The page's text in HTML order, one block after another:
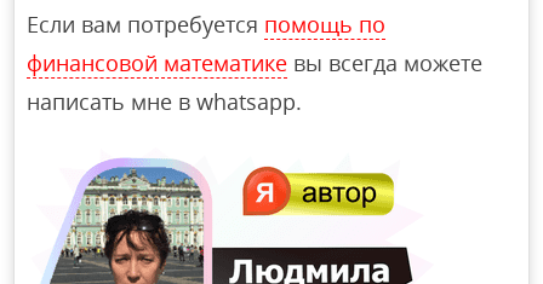
Если вам потребуется помощь по
финансовой математике вы всегда можете
написать мне в whatsapp.